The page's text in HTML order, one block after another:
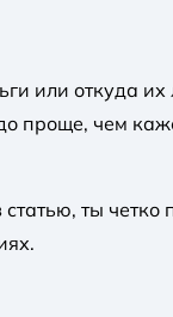
или откуда
проще, чем
статью, ты